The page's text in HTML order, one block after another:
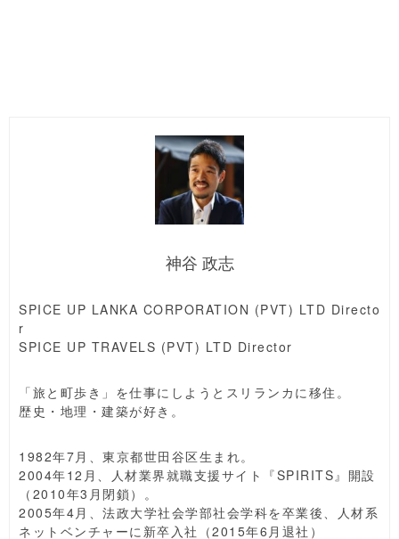
神谷 政志
SPICE UP LANKA CORPORATION (PVT) LTD Directo
r
SPICE UP TRAVELS (PVT) LTD Director
「旅と町歩き」を仕事にしようとスリランカに移住。
歴史・地理・建築が好き。
1982年7月、東京都世田谷区生まれ。
2004年12月、人材業界就職支援サイト『SPIRITS』開設
（2010年3月閉鎖）。
2005年4月、法政大学社会学部社会学科を卒業後、人材系
ネットベンチャーに新卒入社（2015年6月退社）